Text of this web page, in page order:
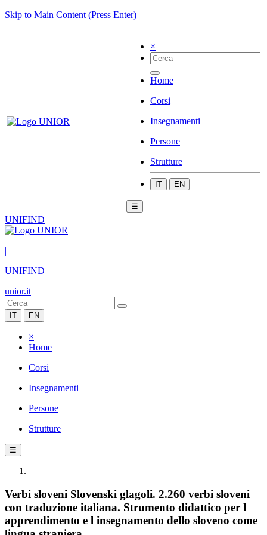
Skip to Main Content (Press Enter)
×
Home
Corsi
Insegnamenti
Persone
Strutture
IT EN
☰
UNIFIND
|
UNIFIND
unior.it
IT EN
×
Home
Corsi
Insegnamenti
Persone
Strutture
☰
Verbi sloveni Slovenski glagoli. 2.260 verbi sloveni
con traduzione italiana. Strumento didattico per l
apprendimento e l insegnamento dello sloveno come